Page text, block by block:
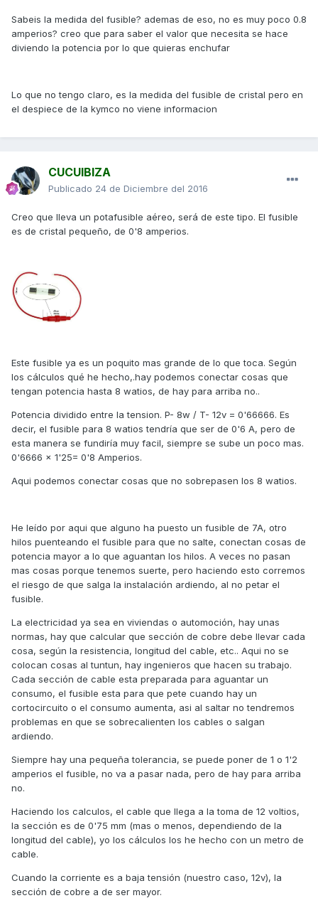
Sabeis la medida del fusible? ademas de eso, no es muy poco 0.8
amperios? creo que para saber el valor que necesita se hace
diviendo la potencia por lo que quieras enchufar
Lo que no tengo claro, es la medida del fusible de cristal pero en
el despiece de la kymco no viene informacion
CUCUIBIZA
Publicado 24 de Diciembre del 2016
Creo que lleva un potafusible aéreo, será de este tipo. El fusible
es de cristal pequeño, de 0'8 amperios.
Este fusible ya es un poquito mas grande de lo que toca. Según
los cálculos qué he hecho,.hay podemos conectar cosas que
tengan potencia hasta 8 watios, de hay para arriba no..
Potencia dividido entre la tension. P- 8w / T- 12v = 0'66666. Es
decir, el fusible para 8 watios tendría que ser de 0'6 A, pero de
esta manera se fundiría muy facil, siempre se sube un poco mas.
0'6666 x 1'25= 0'8 Amperios.
Aqui podemos conectar cosas que no sobrepasen los 8 watios.
He leído por aqui que alguno ha puesto un fusible de 7A, otro
hilos puenteando el fusible para que no salte, conectan cosas de
potencia mayor a lo que aguantan los hilos. A veces no pasan
mas cosas porque tenemos suerte, pero haciendo esto corremos
el riesgo de que salga la instalación ardiendo, al no petar el
fusible.
La electricidad ya sea en viviendas o automoción, hay unas
normas, hay que calcular que sección de cobre debe llevar cada
cosa, según la resistencia, longitud del cable, etc.. Aqui no se
colocan cosas al tuntun, hay ingenieros que hacen su trabajo.
Cada sección de cable esta preparada para aguantar un
consumo, el fusible esta para que pete cuando hay un
cortocircuito o el consumo aumenta, asi al saltar no tendremos
problemas en que se sobrecalienten los cables o salgan
ardiendo.
Siempre hay una pequeña tolerancia, se puede poner de 1 o 1'2
amperios el fusible, no va a pasar nada, pero de hay para arriba
no.
Haciendo los calculos, el cable que llega a la toma de 12 voltios,
la sección es de 0'75 mm (mas o menos, dependiendo de la
longitud del cable), yo los cálculos los he hecho con un metro de
cable.
Cuando la corriente es a baja tensión (nuestro caso, 12v), la
sección de cobre a de ser mayor.